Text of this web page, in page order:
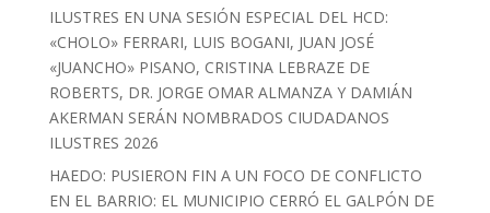
ILUSTRES EN UNA SESIÓN ESPECIAL DEL HCD:
«CHOLO» FERRARI, LUIS BOGANI, JUAN JOSÉ
«JUANCHO» PISANO, CRISTINA LEBRAZE DE
ROBERTS, DR. JORGE OMAR ALMANZA Y DAMIÁN
AKERMAN SERÁN NOMBRADOS CIUDADANOS
ILUSTRES 2026
HAEDO: PUSIERON FIN A UN FOCO DE CONFLICTO
EN EL BARRIO: EL MUNICIPIO CERRÓ EL GALPÓN DE